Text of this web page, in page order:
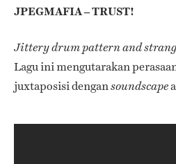
JPEGMAFIA – TRUST!
Jittery drum pattern and
Lagu ini mengutarakan
juxtaposisi dengansoundscape